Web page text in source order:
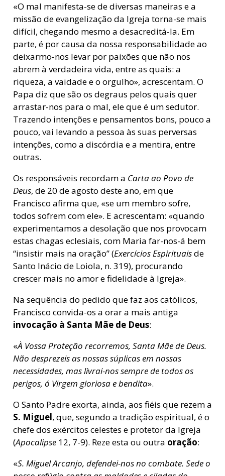
«O mal manifesta-se de diversas maneiras e a
missão de evangelização da Igreja torna-se mais
difícil, chegando mesmo a desacreditá-la. Em
parte, é por causa da nossa responsabilidade ao
deixarmo-nos levar por paixões que não nos
abrem à verdadeira vida, entre as quais: a
riqueza, a vaidade e o orgulho», acrescentam. O
Papa diz que são os degraus pelos quais quer
arrastar-nos para o mal, ele que é um sedutor.
Trazendo intenções e pensamentos bons, pouco a
pouco, vai levando a pessoa às suas perversas
intenções, como a discórdia e a mentira, entre
outras.
Os responsáveis recordam a Carta ao Povo de
Deus, de 20 de agosto deste ano, em que
Francisco afirma que, «se um membro sofre,
todos sofrem com ele». E acrescentam: «quando
experimentamos a desolação que nos provocam
estas chagas eclesiais, com Maria far-nos-á bem
“insistir mais na oração” (Exercícios Espirituaisde
Santo Inácio de Loiola, n. 319), procurando
crescer mais no amor e fidelidade à Igreja».
Na sequência do pedido que faz aos católicos,
Francisco convida-os a orar a mais antiga
invocação à Santa Mãe de Deus:
«À Vossa Proteção recorremos, Santa Mãe de Deus.
Não desprezeis as nossas súplicas em nossas
necessidades, mas livrai-nos sempre de todos os
perigos, ó Virgem gloriosa e bendita».
O Santo Padre exorta, ainda, aos fiéis que rezem a
S. Miguel, que, segundo a tradição espiritual, é o
chefe dos exércitos celestes e protetor da Igreja
(Apocalipse12, 7-9). Reze esta ou outra oração:
«S. Miguel Arcanjo, defendei-nos no combate. Sede o